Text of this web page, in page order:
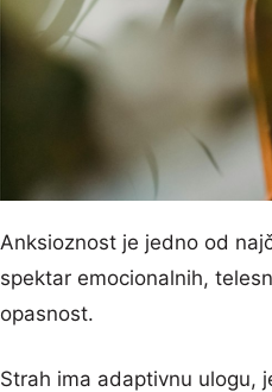
Anksioznost je jedno od
spektar emocionalnih,
opasnost.
Strah ima adaptivnu ulogu,